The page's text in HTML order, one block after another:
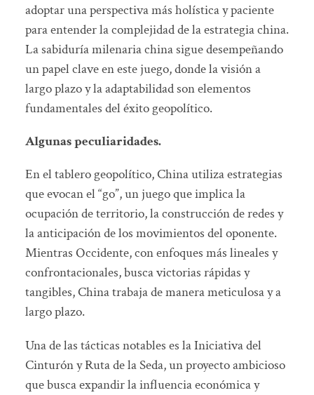
adoptar una perspectiva más holística y paciente
para entender la complejidad de la estrategia china.
La sabiduría milenaria china sigue desempeñando
un papel clave en este juego, donde la visión a
largo plazo y la adaptabilidad son elementos
fundamentales del éxito geopolítico.
Algunas peculiaridades.
En el tablero geopolítico, China utiliza estrategias
que evocan el “go”, un juego que implica la
ocupación de territorio, la construcción de redes y
la anticipación de los movimientos del oponente.
Mientras Occidente, con enfoques más lineales y
confrontacionales, busca victorias rápidas y
tangibles, China trabaja de manera meticulosa y a
largo plazo.
Una de las tácticas notables es la Iniciativa del
Cinturón y Ruta de la Seda, un proyecto ambicioso
que busca expandir la influencia económica y